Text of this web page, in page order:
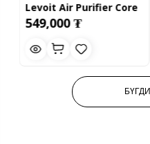
Levoit Air Purifier Core
300S
549,000 ₮